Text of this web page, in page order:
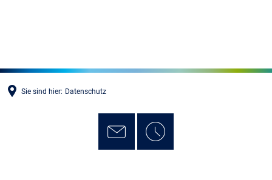
Sie sind hier: Datenschutz